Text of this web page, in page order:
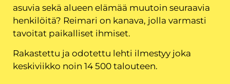
asuvia sekä alueen elämää muutoin seuraavia
henkilöitä? Reimari on kanava, jolla varmasti
tavoitat paikalliset ihmiset.
Rakastettu ja odotettu lehti ilmestyy joka
keskiviikko noin 14 500 talouteen.